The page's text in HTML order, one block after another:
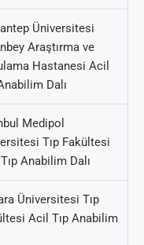
Üniversitesi
Araştırma ve
Hastanesi Acil
Dalı
Medipol
Tıp Fakültesi
Anabilim Dalı
Üniversitesi Tıp
Acil Tıp Anabilim